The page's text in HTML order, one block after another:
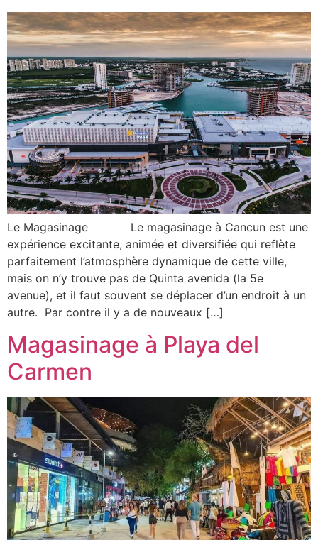
Le Magasinage Le magasinage à Cancun est une
expérience excitante, animée et diversifiée qui reflète
parfaitement l’atmosphère dynamique de cette ville,
mais on n’y trouve pas de Quinta avenida (la 5e
avenue), et il faut souvent se déplacer d’un endroit à un
autre. Par contre il y a de nouveaux […]
Magasinage à Playa del
Carmen